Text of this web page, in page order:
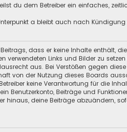
du dem Betreiber ein einfaches,
a bleibt auch nach
dass er keine Inhalte enthält,
verwendeten Links und Bilder zu
aus. Bei Verstößen gegen
von der Nutzung dieses Boards
keine Verantwortung für die
Benutzerkonto, Beiträge und
hinaus, deine Beiträge abzuändern,